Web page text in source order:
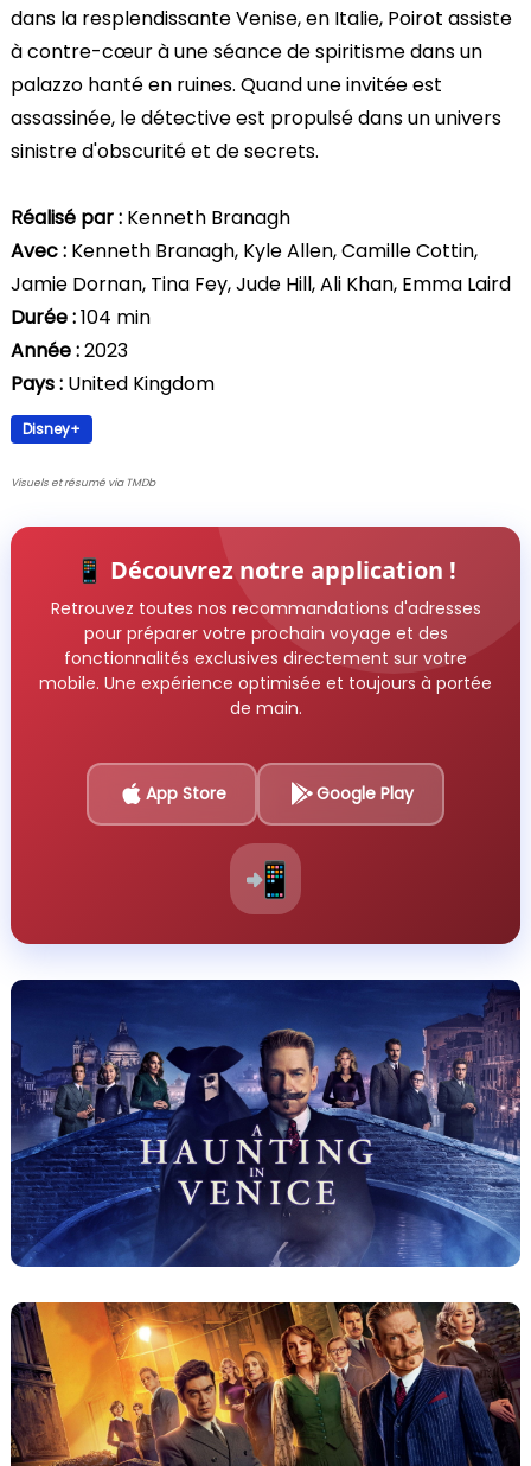
dans la resplendissante Venise, en Italie, Poirot assiste
à contre-cœur à une séance de spiritisme dans un
palazzo hanté en ruines. Quand une invitée est
assassinée, le détective est propulsé dans un univers
sinistre d'obscurité et de secrets.
Réalisé par : Kenneth Branagh
Avec : Kenneth Branagh, Kyle Allen, Camille Cottin,
Jamie Dornan, Tina Fey, Jude Hill, Ali Khan, Emma Laird
Durée :104 min
Année :2023
Pays : United Kingdom
Disney+
Visuels et résumé via TMDb
📱 Découvrez notre application !
Retrouvez toutes nos recommandations d'adresses
pour préparer votre prochain voyage et des
fonctionnalités exclusives directement sur votre
mobile. Une expérience optimisée et toujours à portée
de main.
App Store Google Play
📲